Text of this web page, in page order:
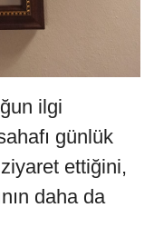
ilgi
günlük
ettiğini,
daha da